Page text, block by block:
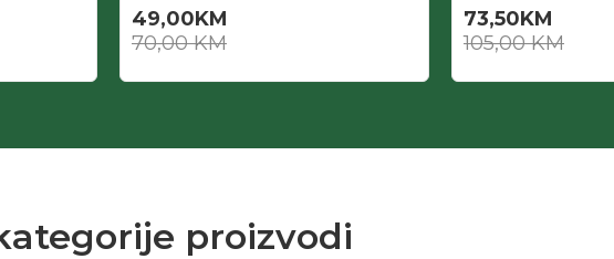
49,00KM
70,00KM
73,50KM
105,00KM
proizvodi